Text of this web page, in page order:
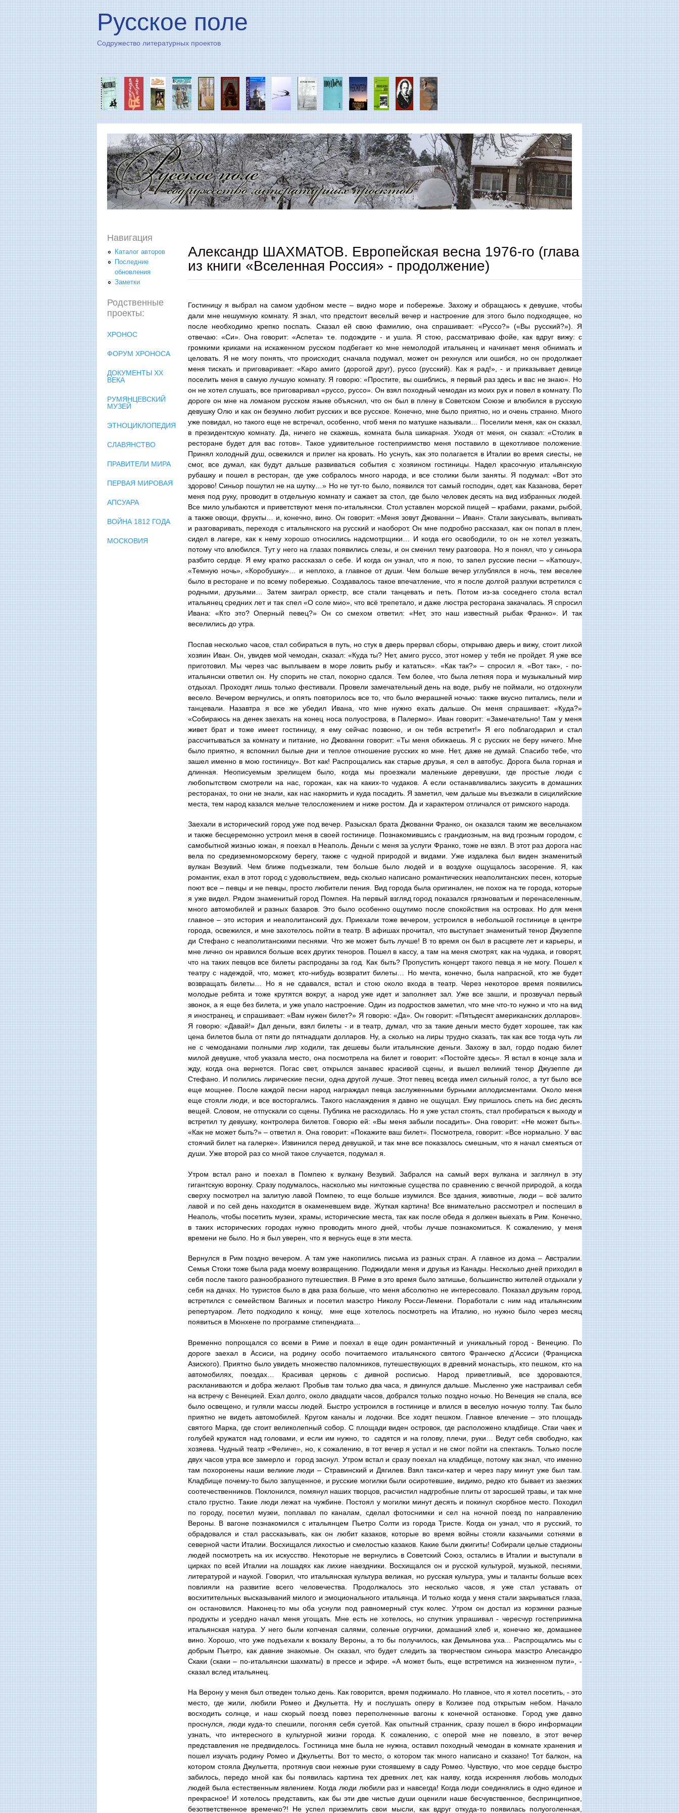
Русское поле
Содружество литературных проектов
Александр ШАХМАТОВ. Европейская весна 1976-го (глава
из книги «Вселенная Россия» - продолжение)
Гостиницу я выбрал на самом удобном месте – видно море и побережье. Захожу и обращаюсь к девушке, чтобы
дали мне нешумную комнату. Я знал, что предстоит веселый вечер и настроение для этого было подходящее, но
после необходимо крепко поспать. Сказал ей свою фамилию, она спрашивает: «Руссо?» («Вы русский?»). Я
отвечаю: «Си». Она говорит: «Аспета» т.е. подождите - и ушла. Я стою, рассматриваю фойе, как вдруг вижу: с
громкими криками на искаженном русском подбегает ко мне немолодой итальянец и начинает меня обнимать и
целовать. Я не могу понять, что происходит, сначала подумал, может он рехнулся или ошибся, но он продолжает
меня тискать и приговаривает: «Каро амиго (дорогой друг), руссо (русский). Как я рад!», - и приказывает девице
поселить меня в самую лучшую комнату. Я говорю: «Простите, вы ошиблись, я первый раз здесь и вас не знаю». Но
он не хотел слушать, все приговаривал «руссо, руссо». Он взял походный чемодан из моих рук и повел в комнату. По
дороге он мне на ломаном русском языке объяснил, что он был в плену в Советском Союзе и влюбился в русскую
девушку Олю и как он безумно любит русских и все русское. Конечно, мне было приятно, но и очень странно. Много
уже повидал, но такого еще не встречал, особенно, чтоб меня по матушке называли… Поселили меня, как он сказал,
в президентскую комнату. Да, ничего не скажешь, комната была шикарная. Уходя от меня, он сказал: «Столик в
ресторане будет для вас готов». Такое удивительное гостеприимство меня поставило в щекотливое положение.
Принял холодный душ, освежился и прилег на кровать. Но уснуть, как это полагается в Италии во время сиесты, не
смог, все думал, как будут дальше развиваться события с хозяином гостиницы. Надел красочную итальянскую
рубашку и пошел в ресторан, где уже собралось много народа, и все столики были заняты. Я подумал: «Вот это
здорово! Синьор пошутил не на шутку…» Но не тут-то было, появился тот самый господин, одет, как Казанова, берет
меня под руку, проводит в отдельную комнату и сажает за стол, где было человек десять на вид избранных людей.
Все мило улыбаются и приветствуют меня по-итальянски. Стол уставлен морской пищей – крабами, раками, рыбой,
а также овощи, фрукты… и, конечно, вино. Он говорит: «Меня зовут Джованни – Иван». Стали закусывать, выпивать
и разговаривать, переходя с итальянского на русский и наоборот. Он мне подробно рассказал, как он попал в плен,
сидел в лагере, как к нему хорошо относились надсмотрщики… И когда его освободили, то он не хотел уезжать,
потому что влюбился. Тут у него на глазах появились слезы, и он сменил тему разговора. Но я понял, что у синьора
разбито сердце. Я ему кратко рассказал о себе. И когда он узнал, что я пою, то запел русские песни – «Катюшу»,
«Темную ночь», «Коробушку»… и неплохо, а главное от души. Чем больше вечер углублялся в ночь, тем веселее
было в ресторане и по всему побережью. Создавалось такое впечатление, что я после долгой разлуки встретился с
родными, друзьями… Затем заиграл оркестр, все стали танцевать и петь. Потом из-за соседнего стола встал
итальянец средних лет и так спел «О соле мио», что всё трепетало, и даже люстра ресторана закачалась. Я спросил
Ивана: «Кто это? Оперный певец?» Он со смехом ответил: «Нет, это наш известный рыбак Франко». И так
веселились до утра.
Поспав несколько часов, стал собираться в путь, но стук в дверь прервал сборы, открываю дверь и вижу, стоит лихой
хозяин Иван. Он, увидев мой чемодан, сказал: «Куда ты? Нет, амиго руссо, этот номер у тебя не пройдет. Я уже все
приготовил. Мы через час выплываем в море ловить рыбу и кататься». «Как так?» – спросил я. «Вот так», - по-
итальянски ответил он. Ну спорить не стал, покорно сдался. Тем более, что была летняя пора и музыкальный мир
отдыхал. Проходят лишь только фестивали. Провели замечательный день на воде, рыбу не поймали, но отдохнули
весело. Вечером вернулись, и опять повторилось все то, что было вчерашней ночью: также вкусно питались, пели и
танцевали. Назавтра я все же убедил Ивана, что мне нужно ехать дальше. Он меня спрашивает: «Куда?»
«Собираюсь на денек заехать на конец носа полуострова, в Палермо». Иван говорит: «Замечательно! Там у меня
живет брат и тоже имеет гостиницу, я ему сейчас позвоню, и он тебя встретит!» Я его поблагодарил и стал
рассчитываться за комнату и питание, но Джованни говорит: «Ты меня обижаешь. Я с русских не беру ничего. Мне
было приятно, я вспомнил былые дни и теплое отношение русских ко мне. Нет, даже не думай. Спасибо тебе, что
зашел именно в мою гостиницу». Вот как! Распрощались как старые друзья, я сел в автобус. Дорога была горная и
длинная. Неописуемым зрелищем было, когда мы проезжали маленькие деревушки, где простые люди с
любопытством смотрели на нас, горожан, как на каких-то чудаков. А если останавливались закусить в домашних
ресторанах, то они не знали, как нас накормить и куда посадить. Я заметил, чем дальше мы въезжали в сицилийские
места, тем народ казался мельче телосложением и ниже ростом. Да и характером отличался от римского народа.
Заехали в исторический город уже под вечер. Разыскал брата Джованни Франко, он оказался таким же весельчаком
и также бесцеремонно устроил меня в своей гостинице. Познакомившись с грандиозным, на вид грозным городом, с
самобытной жизнью южан, я поехал в Неаполь. Деньги с меня за услуги Франко, тоже не взял. В этот раз дорога нас
вела по средиземноморскому берегу, также с чудной природой и видами. Уже издалека был виден знаменитый
вулкан Везувий. Чем ближе подъезжали, тем больше было людей и в воздухе ощущалось засорение. Я, как
романтик, ехал в этот город с удовольствием, ведь сколько написано романтических неаполитанских песен, которые
поют все – певцы и не певцы, просто любители пения. Вид города была оригинален, не похож на те города, которые
я уже видел. Рядом знаменитый город Помпея. На первый взгляд город показался грязноватым и перенаселенным,
много автомобилей и разных базаров. Это было особенно ощутимо после спокойствия на островах. Но для меня
главное – это история и неаполитанский дух. Приехали тоже вечером, устроился в небольшой гостинице в центре
города, освежился, и мне захотелось пойти в театр. В афишах прочитал, что выступает знаменитый тенор Джузеппе
ди Стефано с неаполитанскими песнями. Что же может быть лучше! В то время он был в расцвете лет и карьеры, и
мне лично он нравился больше всех других теноров. Пошел в кассу, а там на меня смотрят, как на чудака, и говорят,
что на таких певцов все билеты распроданы за год. Как быть? Пропустить концерт такого певца я не могу. Пошел к
театру с надеждой, что, может, кто-нибудь возвратит билеты… Но мечта, конечно, была напрасной, кто же будет
возвращать билеты… Но я не сдавался, встал и стою около входа в театр. Через некоторое время появились
молодые ребята и тоже крутятся вокруг, а народ уже идет и заполняет зал. Уже все зашли, и прозвучал первый
звонок, а я еще без билета, и уже упало настроение. Один из подростков заметил, что мне что-то нужно и что на вид
я иностранец, и спрашивает: «Вам нужен билет?» Я говорю: «Да». Он говорит: «Пятьдесят американских долларов».
Я говорю: «Давай!» Дал деньги, взял билеты - и в театр, думал, что за такие деньги место будет хорошее, так как
цена билетов была от пяти до пятнадцати долларов. Ну, а сколько на лиры трудно сказать, так как все тогда чуть ли
не с чемоданами полными лир ходили, так дешевы были итальянские деньги. Захожу в зал, гордо подаю билет
милой девушке, чтоб указала место, она посмотрела на билет и говорит: «Постойте здесь». Я встал в конце зала и
жду, когда она вернется. Погас свет, открылся занавес красивой сцены, и вышел великий тенор Джузеппе ди
Стефано. И полились лирические песни, одна другой лучше. Этот певец всегда имел сильный голос, а тут было все
еще мощнее. После каждой песни народ награждал певца заслуженными бурными аплодисментами. Около меня
еще стояли люди, и все восторгались. Такого наслаждения я давно не ощущал. Ему пришлось спеть на бис десять
вещей. Словом, не отпускали со сцены. Публика не расходилась. Но я уже устал стоять, стал пробираться к выходу и
встретил ту девушку, контролера билетов. Говорю ей: «Вы меня забыли посадить». Она говорит: «Не может быть».
«Как не может быть?» – ответил я. Она говорит: «Покажите ваш билет». Посмотрела, говорит: «Все нормально. У вас
стоячий билет на галерке». Извинился перед девушкой, и так мне все показалось смешным, что я начал смеяться от
души. Уже второй раз со мной такое случается, подумал я.
Утром встал рано и поехал в Помпею к вулкану Везувий. Забрался на самый верх вулкана и заглянул в эту
гигантскую воронку. Сразу подумалось, насколько мы ничтожные существа по сравнению с вечной природой, а когда
сверху посмотрел на залитую лавой Помпею, то еще больше изумился. Все здания, животные, люди – всё залито
лавой и по сей день находится в окаменевшем виде. Жуткая картина! Все внимательно рассмотрел и поспешил в
Неаполь, чтобы посетить музеи, храмы, исторические места, так как после обеда я должен выехать в Рим. Конечно,
в таких исторических городах нужно проводить много дней, чтобы лучше познакомиться. К сожалению, у меня
времени не было. Но я был уверен, что я вернусь еще в эти места.
Вернулся в Рим поздно вечером. А там уже накопились письма из разных стран. А главное из дома – Австралии.
Семья Стоки тоже была рада моему возвращению. Поджидали меня и друзья из Канады. Несколько дней приходил в
себя после такого разнообразного путешествия. В Риме в это время было затишье, большинство жителей отдыхали у
себя на дачах. Но туристов было в два раза больше, что меня абсолютно не интересовало. Показал друзьям город,
встретился с семейством Вагиных и посетил маэстро Николу Росси-Лемени. Поработали с ним над итальянским
репертуаром. Лето подходило к концу, мне еще хотелось посмотреть на Италию, но нужно было через месяц
появиться в Мюнхене по программе стипендиата…
Временно попрощался со всеми в Риме и поехал в еще один романтичный и уникальный город - Венецию. По
дороге заехал в Ассиси, на родину особо почитаемого итальянского святого Франческо д’Ассиси (Франциска
Азиского). Приятно было увидеть множество паломников, путешествующих в древний монастырь, кто пешком, кто на
автомобилях, поездах… Красивая церковь с дивной росписью. Народ приветливый, все здороваются,
раскланиваются и добра желают. Пробыв там только два часа, я двинулся дальше. Мысленно уже настраивал себя
на встречу с Венецией. Ехал долго, около двадцати часов, добрался только поздно ночью. Но Венеция не спала, все
было освещено, и гуляли массы людей. Быстро устроился в гостинице и влился в веселую ночную толпу. Так было
приятно не видеть автомобилей. Кругом каналы и лодочки. Все ходят пешком. Главное влечение – это площадь
святого Марка, где стоит великолепный собор. С площади виден островок, где расположено кладбище. Стаи чаек и
голубей кружатся над головами, и если им нужно, то садятся и на голову, плечи, руки… Ведут себя свободно, как
хозяева. Чудный театр «Феличе», но, к сожалению, в тот вечер я устал и не смог пойти на спектакль. Только после
двух часов утра все замерло и город заснул. Утром встал и сразу поехал на кладбище, потому как знал, что именно
там похоронены наши великие люди – Стравинский и Дягилев. Взял такси-катер и через пару минут уже был там.
Кладбище почему-то было запущенное, и русские могилки были осиротевшие, видимо, редко кто бывает из заезжих
соотечественников. Поклонился, помянул наших творцов, расчистил надгробные плиты от заросшей травы, и так мне
стало грустно. Такие люди лежат на чужбине. Постоял у могилки минут десять и покинул скорбное место. Походил
по городу, посетил музеи, поплавал по каналам, сделал фотоснимки и сел на ночной поезд по направлению
Вероны. В вагоне познакомился с итальянцем Пьетро Солти из города Тристе. Когда он узнал, что я русский, то
обрадовался и стал рассказывать, как он любит казаков, которые во время войны стояли казачьими сотнями в
северной части Италии. Восхищался лихостью и смелостью казаков. Какие были джигиты! Собирали целые стадионы
людей посмотреть на их искусство. Некоторые не вернулись в Советский Союз, остались в Италии и выступали в
цирках по всей Италии на лошадях как лихие наездники. Восхищался он и русской культурой, музыкой, песнями,
литературой и наукой. Говорил, что итальянская культура великая, но русская культура, умы и таланты больше всех
повлияли на развитие всего человечества. Продолжалось это несколько часов, я уже стал уставать от
восхитительных высказываний милого и эмоционального итальянца. И только когда у меня стали закрываться глаза,
он остановился. Наконец-то мы оба уснули под равномерный стук колес. Утром он достал из корзинки разные
продукты и усердно начал меня угощать. Мне есть не хотелось, но спутник упрашивал - чересчур гостеприимна
итальянская натура. У него были копченая салями, соленые огурчики, домашний хлеб и, конечно же, домашнее
вино. Хорошо, что уже подъехали к вокзалу Вероны, а то бы получилось, как Демьянова уха... Распрощались мы с
добрым Пьетро, как давние знакомые. Он сказал, что будет следить за творчеством синьора маэстро Алесандро
Скаки (скаки – по-итальянски шахматы) в прессе и эфире. «А может быть, еще встретимся на жизненном пути», -
сказал вслед итальянец.
На Верону у меня был отведен только день. Как говорится, время поджимало. Но главное, что я хотел посетить, - это
место, где жили, любили Ромео и Джульетта. Ну и послушать оперу в Колизее под открытым небом. Начало
восходить солнце, и наш скорый поезд повез переполненные вагоны к конечной остановке. Город уже давно
проснулся, люди куда-то спешили, погоняя себя суетой. Как опытный странник, сразу пошел в бюро информации
узнать, что интересного в культурной жизни города. К сожалению, с оперой мне не повезло, в этот вечер
представления не предвиделось. Гостиница мне была не нужна, оставил походный чемодан в комнате хранения и
пошел изучать родину Ромео и Джульетты. Вот то место, о котором так много написано и сказано! Тот балкон, на
котором стояла Джульетта, протянув свои нежные руки стоявшему в саду Ромео. Чувствую, что мое сердце быстро
забилось, передо мной как бы появилась картина тех древних лет, как наяву, когда искренняя любовь молодых
людей была естественным явлением. Когда люди любили раз и навсегда! Когда люди соединялись в одно единое и
прекрасное! И хотелось представить, как бы эти две чистые души оценили наше бесчувственное, беспринципное,
безответственное времечко?! Не успел приземлить свои мысли, как вдруг откуда-то появилась полуоголенная,
Навигация
Каталог авторов
Последние
обновления
Заметки
Родственные
проекты:
ХРОНОС
ФОРУМ ХРОНОСА
ДОКУМЕНТЫ XX
ВЕКА
РУМЯНЦЕВСКИЙ
МУЗЕЙ
ЭТНОЦИКЛОПЕДИЯ
СЛАВЯНСТВО
ПРАВИТЕЛИ МИРА
ПЕРВАЯ МИРОВАЯ
АПСУАРА
ВОЙНА 1812 ГОДА
МОСКОВИЯ